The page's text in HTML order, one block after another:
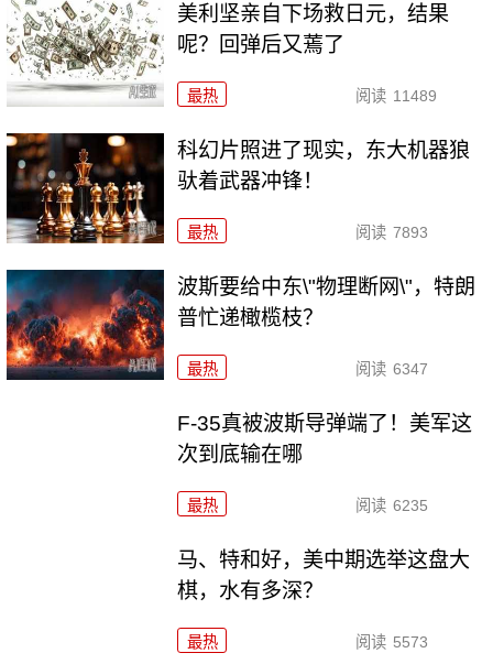
美利坚亲自下场救日元，结果
呢？回弹后又蔫了
最热 阅读 11489
科幻片照进了现实，东大机器狼
驮着武器冲锋！
最热 阅读 7893
波斯要给中东\"物理断网\"，特朗
普忙递橄榄枝？
最热 阅读 6347
F-35真被波斯导弹端了！美军这
次到底输在哪
最热 阅读 6235
马、特和好，美中期选举这盘大
棋，水有多深？
最热 阅读 5573